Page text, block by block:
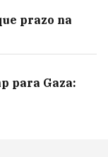
prazo na
para Gaza: